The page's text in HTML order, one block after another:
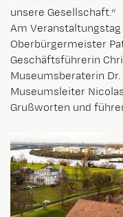
unsere Gesellschaft.“
Am
Oberbürgermeister
Geschäftsführerin
Museumsberaterin
Museumsleiter
Grußworten und